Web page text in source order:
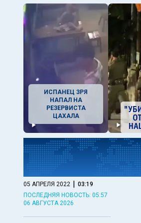
ИСПАНЕЦ ЗРЯ
НАПАЛ НА
РЕЗЕРВИСТА
ЦАХАЛА
05 АПРЕЛЯ 2022 | 03:19
ПОСЛЕДНЯЯ НОВОСТЬ: 05:57
06 АВГУСТА 2026